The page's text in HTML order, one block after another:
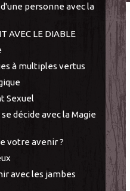
personne avec la
AVEC LE DIABLE
à multiples vertus
Sexuel
décide avec la Magie
votre avenir ?
avec les jambes